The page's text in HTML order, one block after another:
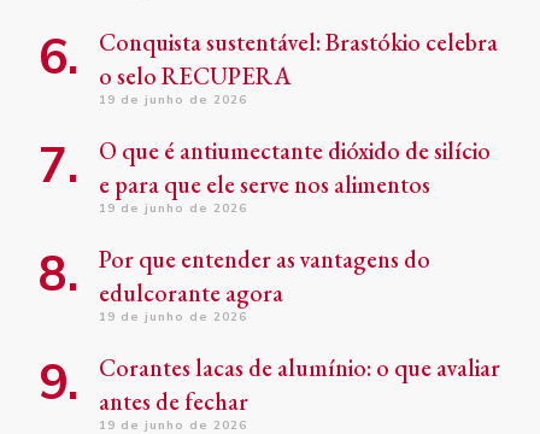
Conquista sustentável: Brastókio celebra
o selo RECUPERA
19 de junho de 2026
O que é antiumectante dióxido de silício
e para que ele serve nos alimentos
19 de junho de 2026
Por que entender as vantagens do
edulcorante agora
19 de junho de 2026
Corantes lacas de alumínio: o que avaliar
antes de fechar
19 de junho de 2026